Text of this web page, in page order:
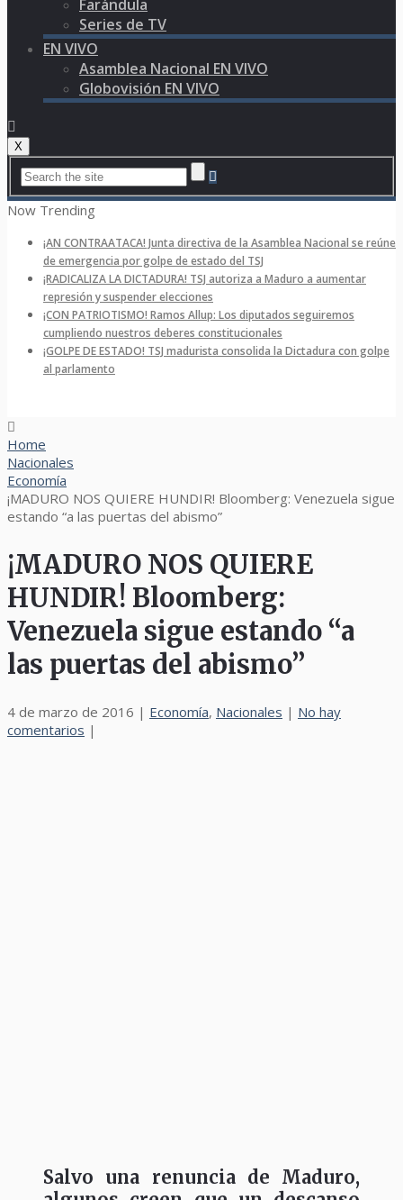
Farándula
Series de TV
EN VIVO
Asamblea Nacional EN VIVO
Globovisión EN VIVO
X
Now Trending
¡AN CONTRAATACA! Junta directiva de la Asamblea Nacional se reúne
de emergencia por golpe de estado del TSJ
¡RADICALIZA LA DICTADURA! TSJ autoriza a Maduro a aumentar
represión y suspender elecciones
¡CON PATRIOTISMO! Ramos Allup: Los diputados seguiremos
cumpliendo nuestros deberes constitucionales
¡GOLPE DE ESTADO! TSJ madurista consolida la Dictadura con golpe
al parlamento
Home
Nacionales
Economía
¡MADURO NOS QUIERE HUNDIR! Bloomberg: Venezuela sigue
estando “a las puertas del abismo”
¡MADURO NOS QUIERE
HUNDIR! Bloomberg:
Venezuela sigue estando “a
las puertas del abismo”
4 de marzo de 2016 | Economía, Nacionales | No hay
comentarios |
Salvo una renuncia de Maduro,